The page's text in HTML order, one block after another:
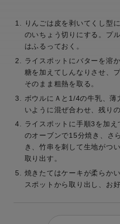
りんごは皮を剥いてくし型
のいちょう切りにする。プ
はふるっておく。
ライスポットにバターを溶
糖を加えてしんなりさせ、
そのまま粗熱を取る。
ボウルにＡと1/4の牛乳、薄
いように混ぜ合わせ、残り
ライスポットに手順3を加
のオーブンで15分焼き、さ
き、竹串を刺して生地がつ
取り出す。
焼きたてはケーキが柔らか
スポットから取り出し、お